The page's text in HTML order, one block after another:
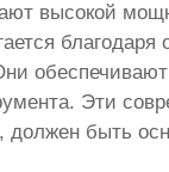
высокой
благодаря
Эти
должен быть